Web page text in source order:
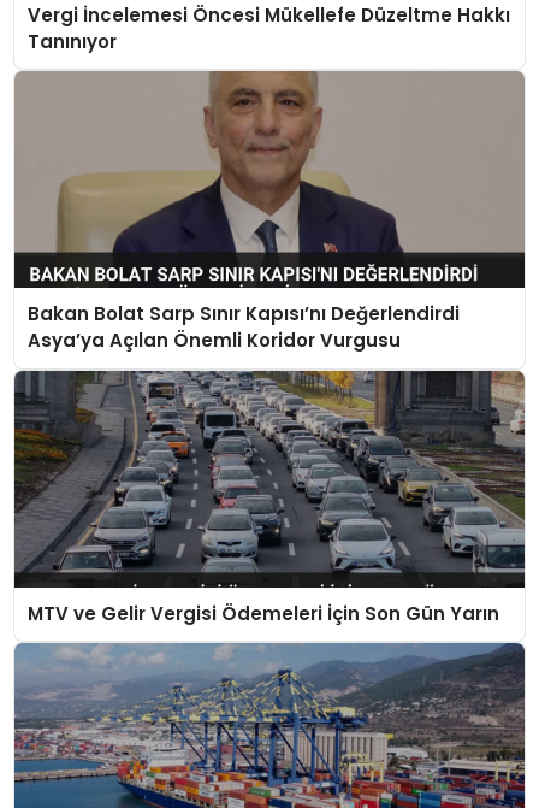
Vergi İncelemesi Öncesi Mükellefe Düzeltme Hakkı
Tanınıyor
Bakan Bolat Sarp Sınır Kapısı’nı Değerlendirdi
Asya’ya Açılan Önemli Koridor Vurgusu
MTV ve Gelir Vergisi Ödemeleri İçin Son Gün Yarın